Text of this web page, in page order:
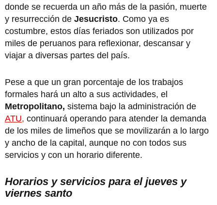
donde se recuerda un año más de la pasión, muerte
y resurrección de Jesucristo. Como ya es
costumbre, estos días feriados son utilizados por
miles de peruanos para reflexionar, descansar y
viajar a diversas partes del país.
Pese a que un gran porcentaje de los trabajos
formales hará un alto a sus actividades, el
Metropolitano, sistema bajo la administración de
ATU, continuará operando para atender la demanda
de los miles de limeños que se movilizarán a lo largo
y ancho de la capital, aunque no con todos sus
servicios y con un horario diferente.
Horarios y servicios para el jueves y
viernes santo